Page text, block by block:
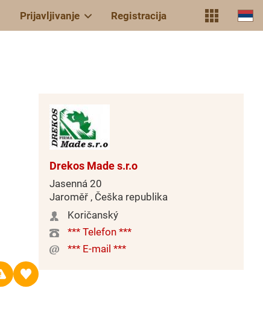
Prijavljivanje Registracija
Drekos Made s.r.o
Jasenná 20
Jaroměř , Češka republika
Koričanský
*** Telefon ***
*** E-mail ***